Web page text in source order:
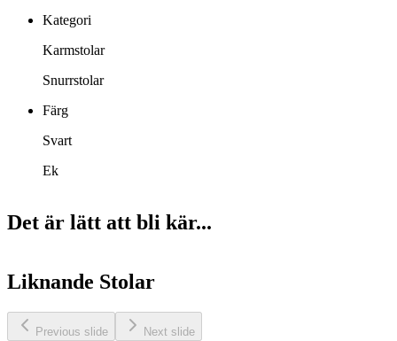
Kategori
Karmstolar
Snurrstolar
Färg
Svart
Ek
Det är lätt att bli kär...
Liknande Stolar
Previous slide Next slide